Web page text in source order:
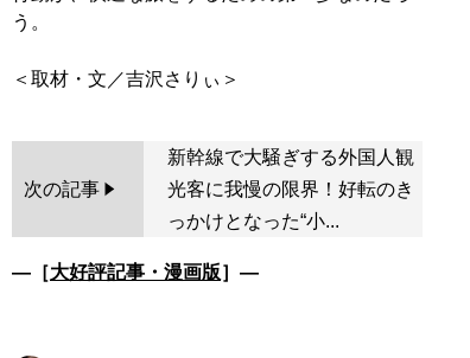
う。
次の記事
新幹線で大騒ぎする外国人観
光客に我慢の限界！好転のき
っかけとなった“小...
―［大好評記事・漫画版］―